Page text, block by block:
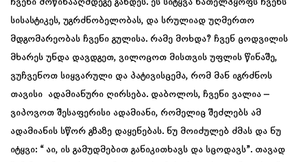
სისასტიკეს, უგრძნობელობას, და სრულიად უღმერთო
მდგომარეობას ჩვენი გულისა. რამე მოხდა? ჩვენ ცოდვილის
მხარეს უნდა დავდგეთ, ვილოცოთ მისთვის უფლის წინაშე,
ვუჩვენოთ სიყვარული და პატივისცემა, რომ მან იგრძნოს
თავისი ადამიანური ღირსება. დაბოლოს, ჩვენი ვალია –
ვიპოვოთ შესაფერისი ადამიანი, რომელიც შეძლებს ამ
ადამიანის სწორ გზაზე დაყენებას. ნუ მოიძულებ ძმას და ნუ
იტყვი: “ აი, ის გამუდმებით განიკითხავს და სცოდავს”. თავად